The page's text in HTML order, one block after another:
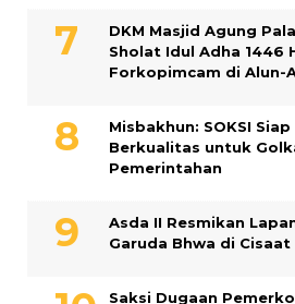
DKM Masjid Agung
Sholat Idul Adha 1446
Forkopimcam di Alun-
Misbakhun: SOKSI
Berkualitas untuk
Pemerintahan
Asda II Resmikan
Garuda Bhwa di Cisaat
Saksi Dugaan